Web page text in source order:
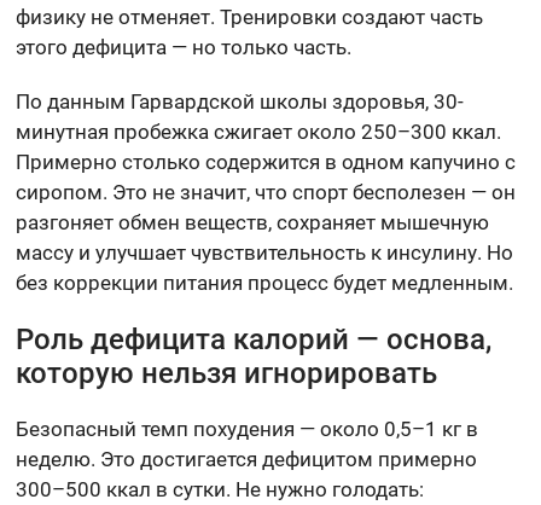
физику не отменяет. Тренировки создают часть
этого дефицита — но только часть.
По данным Гарвардской школы здоровья, 30-
минутная пробежка сжигает около 250–300 ккал.
Примерно столько содержится в одном капучино с
сиропом. Это не значит, что спорт бесполезен — он
разгоняет обмен веществ, сохраняет мышечную
массу и улучшает чувствительность к инсулину. Но
без коррекции питания процесс будет медленным.
Роль дефицита калорий — основа,
которую нельзя игнорировать
Безопасный темп похудения — около 0,5–1 кг в
неделю. Это достигается дефицитом примерно
300–500 ккал в сутки. Не нужно голодать: